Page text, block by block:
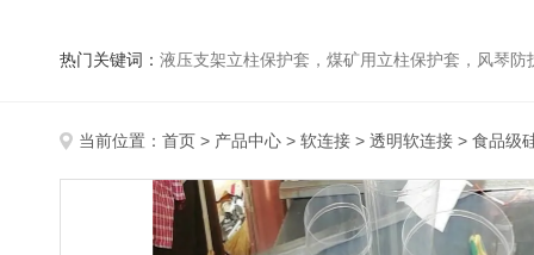
热门关键词： 液压支架立柱保护套，煤矿用立柱保护套，风琴
当前位置： 首页 > 产品中心 > 软连接 > 透明软连接 > 食品级